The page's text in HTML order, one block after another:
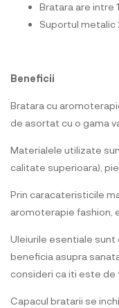
Bratara are intre
Suportul metalic
Beneficii
Bratara cu
de asortat cu o gama
Materialele utilizate
calitate superioara),
Prin caracateristicile
aromoterapie fashion,
Uleiurile esentiale
beneficia asupra
consideri ca iti este de
Capacul bratarii se